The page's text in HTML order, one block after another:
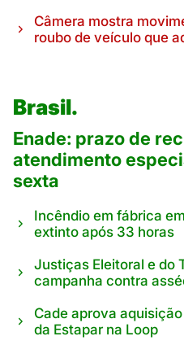
Câmera mostra
roubo de veículo que
Brasil.
Enade: prazo de
atendimento
sexta
Incêndio em fábrica
extinto após 33 horas
Justiças Eleitoral e do
campanha contra
Cade aprova
da Estapar na Loop